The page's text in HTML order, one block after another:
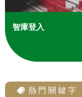
智庫登入
熱門關鍵字